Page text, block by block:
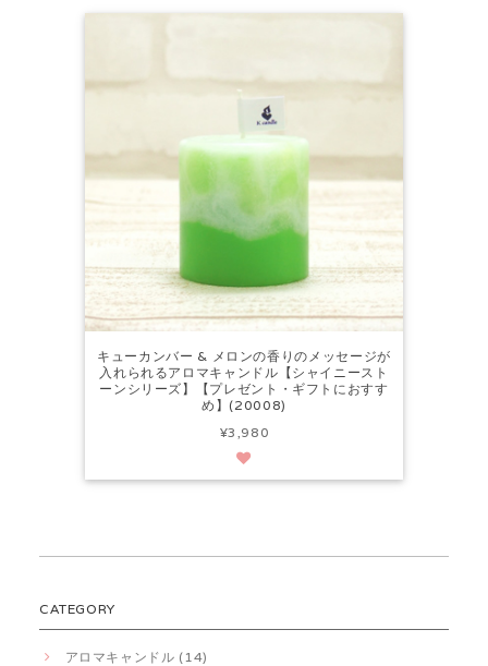
キューカンバー & メロンの香りのメッセージが
入れられるアロマキャンドル【シャイニースト
ーンシリーズ】【プレゼント・ギフトにおすす
め】(20008)
¥3,980
CATEGORY
アロマキャンドル (14)